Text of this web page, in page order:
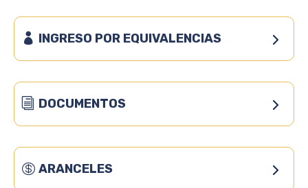
INGRESO POR EQUIVALENCIAS
DOCUMENTOS
ARANCELES